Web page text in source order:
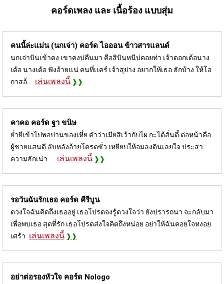
คอร์ดเพลง และ เนื้อร้อง แบบสุ่ม
คนนี้ล่ะแม่น (นกเจ่า) คอร์ดไอออน ข้าวสารแลนด์
นกเจ่าบินเข้าดง เขาคงบ่คืนมา คือสิบินหนีบ่คอยท่า เจ้าดอกเด้อนาง
เด้อ นางเด้อ ฟังอ้ายเเน่ คนที่เเคร์ เจ้าสุย่าง อยากให้เธอ ฮักบ้าง ให้โอ
กาสอ้...
เล่นเพลงนี้
คาคอ คอร์ด ฐา ขนิษ
ย่ำยีเข้าไปพอปานของเหี่ย คำว่าเมียสิเว้ากับไผ กะได้สั่นตี้ ต่อหน้าคือ
ผู้ชายแสนดี ลับหลังอ้ายโครตซั่ว เหยียบให้จมลงดินเลยใจ ประสา
ความฮักเน่า ...
เล่นเพลงนี้
รอวันฉันรักเธอ คอร์ด คีรีบูน
ดวงใจฉันคิดถึงเธออยู่ เธอโปรดจงรู้ดวงใจว่า ยังปรารถนา จะกลับมา
เพื่อพบเธอ สุดที่รัก เธอโปรดส่งใจคิดถึงหน่อย อย่าให้ฉันคอยใจหงอย
เศร้า เล่นเพลงนี้
อย่าต่อรองหัวใจ คอร์ด Nologo